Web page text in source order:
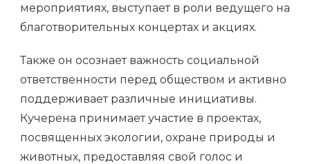
мероприятиях, выступает в роли ведущего на
благотворительных концертах и акциях.
Также он осознает важность социальной
ответственности перед обществом и активно
поддерживает различные инициативы.
Кучерена принимает участие в проектах,
посвященных экологии, охране природы и
животных, предоставляя свой голос и